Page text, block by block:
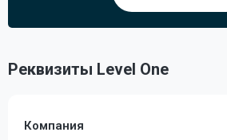
Реквизиты Level One
Компания